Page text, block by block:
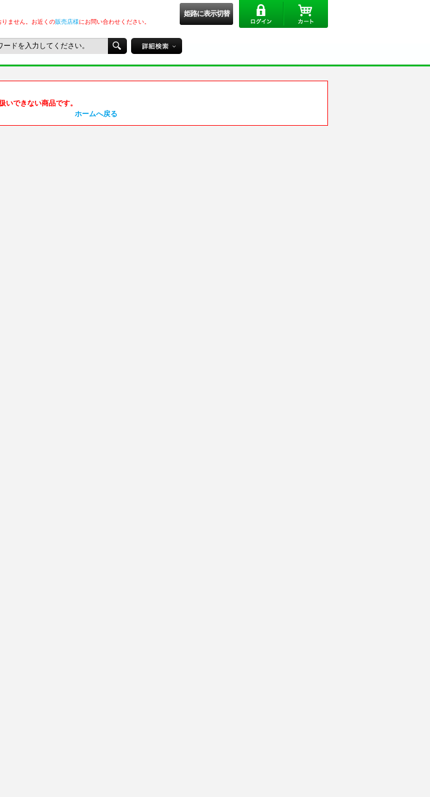
姫路に表示切替
ません。お近くの販売店様にお問い合わせください。
いできない商品です。
ホームへ戻る